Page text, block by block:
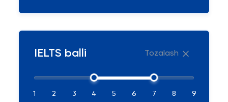
IELTS balli Tozalash
1 2 3 4 5 6 7 8 9